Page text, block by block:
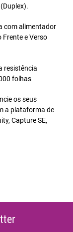
com alimentador
e Verso
resistência
folhas
os seus
a plataforma de
Capture SE,